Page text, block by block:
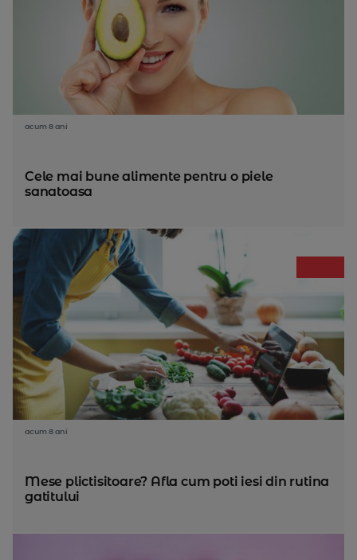
acum 8 ani
Cele mai bune alimente pentru o piele
sanatoasa
acum 8 ani
Mese plictisitoare? Afla cum poti iesi din rutina
gatitului